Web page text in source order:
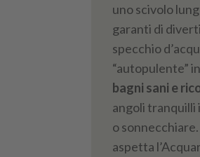
uno scivolo
garanti di
specchio
“autopulente”
bagni sani e
angoli tranquilli
o
aspetta